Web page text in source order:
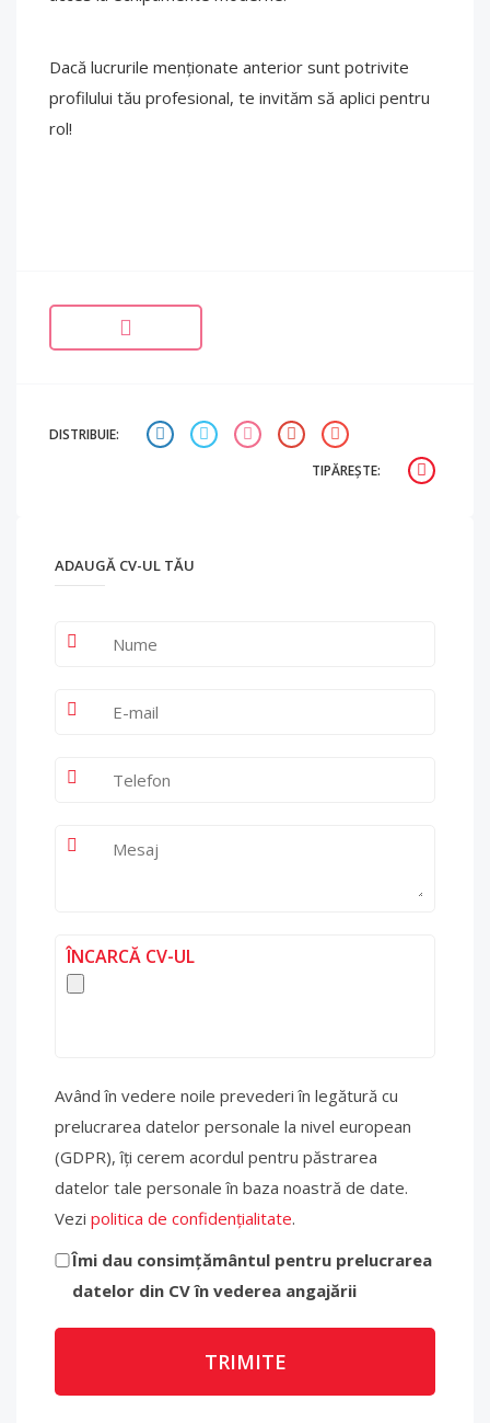
Dacă lucrurile menționate anterior sunt potrivite
profilului tău profesional, te invităm să aplici pentru
rol!
DISTRIBUIE:
TIPĂREȘTE:
ADAUGĂ CV-UL TĂU
ÎNCARCĂ CV-UL
Având în vedere noile prevederi în legătură cu
prelucrarea datelor personale la nivel european
(GDPR), îți cerem acordul pentru păstrarea
datelor tale personale în baza noastră de date.
Vezi politica de confidențialitate.
Îmi dau consimțământul pentru prelucrarea
datelor din CV în vederea angajării